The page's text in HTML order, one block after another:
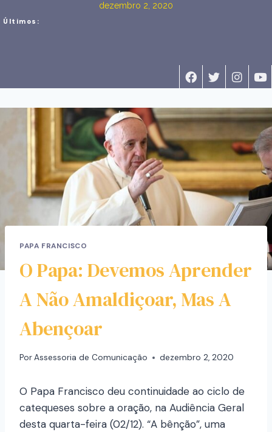
dezembro 2, 2020
Últimos:
PAPA FRANCISCO
O Papa: Devemos Aprender
A Não Amaldiçoar, Mas A
Abençoar
PorAssessoria de Comunicação dezembro 2, 2020
O Papa Francisco deu continuidade ao ciclo de
catequeses sobre a oração, na Audiência Geral
desta quarta-feira (02/12). “A bênção”, uma